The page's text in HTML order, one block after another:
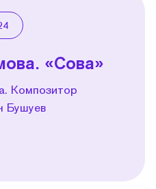
«Сова»
Композитор
Бушуев